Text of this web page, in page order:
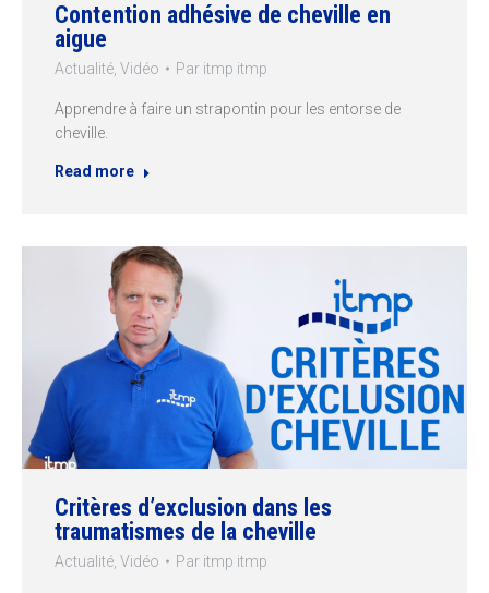
Contention adhésive de cheville en
aigue
Actualité Vidéo Par itmp itmp
Apprendre à faire un strapontin pour les entorse de
cheville.
Read more
Critères d’exclusion dans les
traumatismes de la cheville
Actualité Vidéo Par itmp itmp